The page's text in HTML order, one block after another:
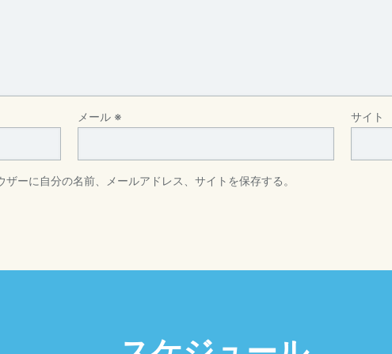
メール ※ サイト
ーに自分の名前、メールアドレス、サイトを保存する。